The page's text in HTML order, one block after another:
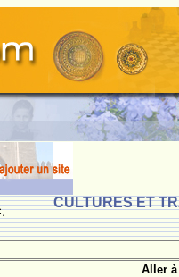
CULTURES ET
Aller